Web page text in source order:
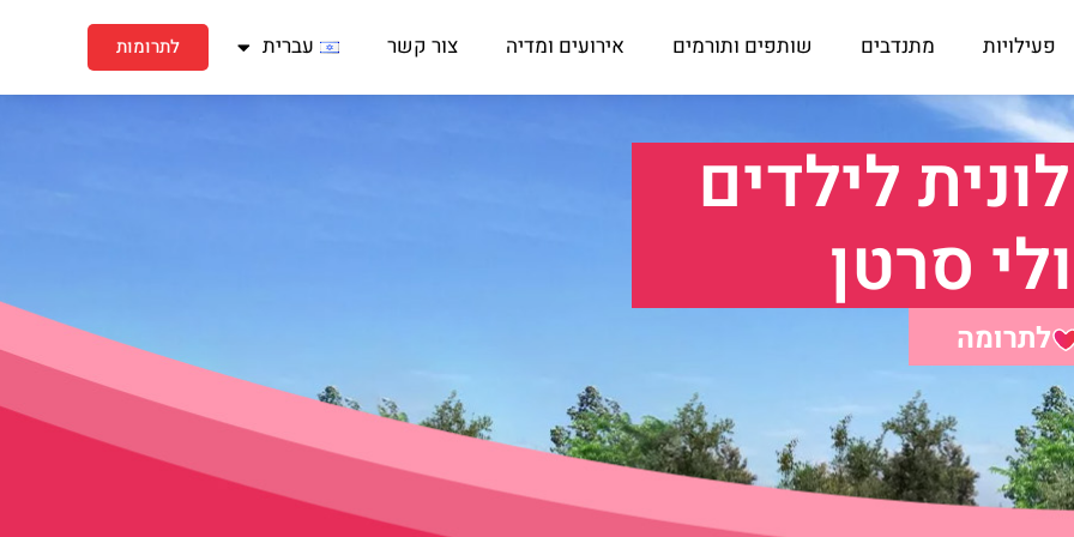
פעילויות מתנדבים שותפים ותורמים אירועים ומדיה צור קשר עברית לתרומות
לילדים
סרטן
לתרומה